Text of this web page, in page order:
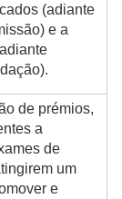
(adiante
e a
de prémios,
a
de
um
e